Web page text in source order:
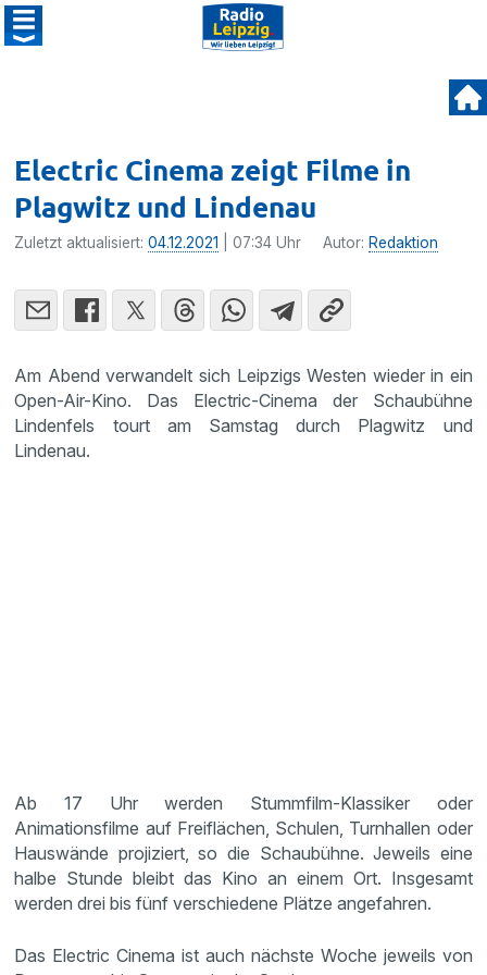
Electric Cinema zeigt Filme in
Plagwitz und Lindenau
Zuletzt aktualisiert:04.12.2021 | 07:34 Uhr Autor: Redaktion
Am Abend verwandelt sich Leipzigs Westen wieder in ein
Open-Air-Kino. Das Electric-Cinema der Schaubühne
Lindenfels tourt am Samstag durch Plagwitz und
Lindenau.
Ab 17 Uhr werden Stummfilm-Klassiker oder
Animationsfilme auf Freiflächen, Schulen, Turnhallen oder
Hauswände projiziert, so die Schaubühne. Jeweils eine
halbe Stunde bleibt das Kino an einem Ort. Insgesamt
werden drei bis fünf verschiedene Plätze angefahren.
Das Electric Cinema ist auch nächste Woche jeweils von